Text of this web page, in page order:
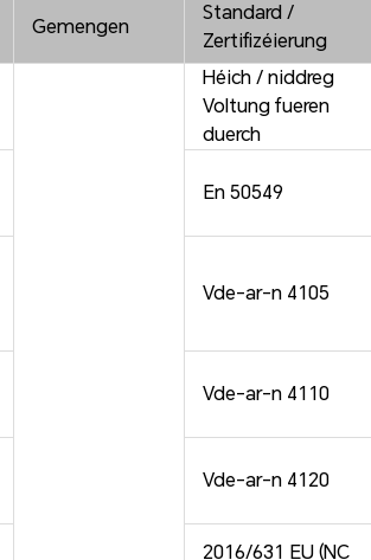
Gemengen
Standard /
Zertifizéierung
Héich / niddreg
Voltung fueren
duerch
En 50549
Vde-ar-n 4105
Vde-ar-n 4110
Vde-ar-n 4120
2016/631 EU (NC